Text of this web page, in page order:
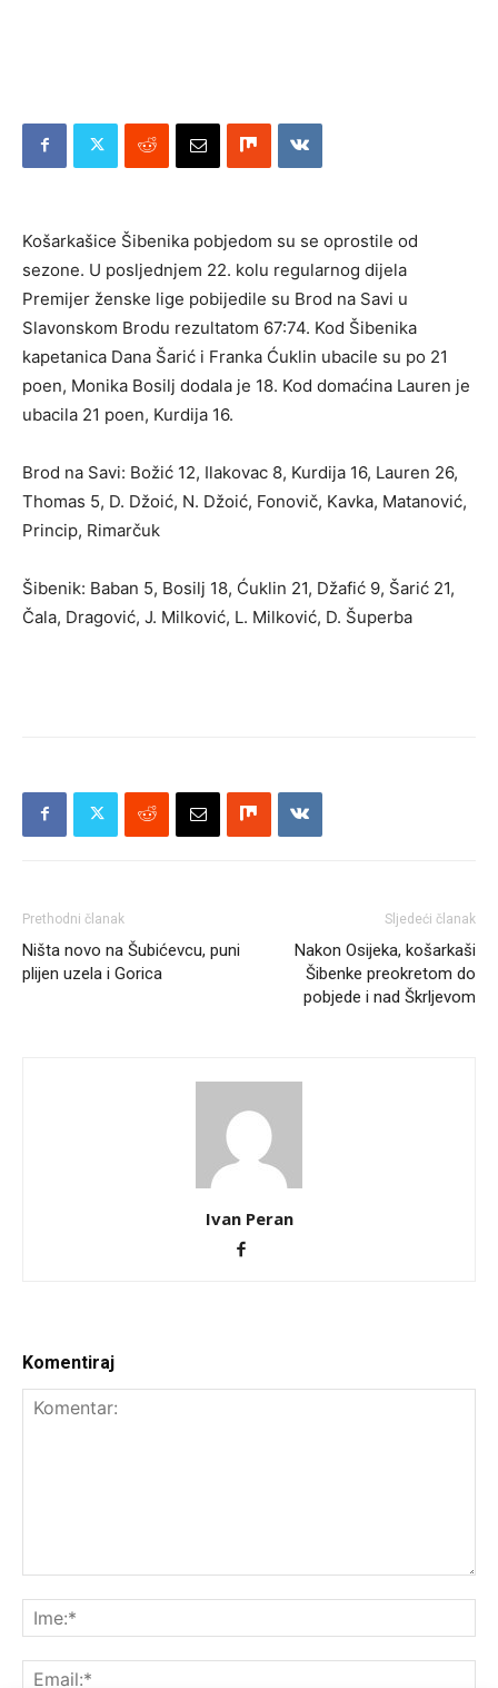
Košarkašice Šibenika pobjedom su se oprostile od
sezone. U posljednjem 22. kolu regularnog dijela
Premijer ženske lige pobijedile su Brod na Savi u
Slavonskom Brodu rezultatom 67:74. Kod Šibenika
kapetanica Dana Šarić i Franka Ćuklin ubacile su po 21
poen, Monika Bosilj dodala je 18. Kod domaćina Lauren je
ubacila 21 poen, Kurdija 16.
Brod na Savi: Božić 12, Ilakovac 8, Kurdija 16, Lauren 26,
Thomas 5, D. Džoić, N. Džoić, Fonovič, Kavka, Matanović,
Princip, Rimarčuk
Šibenik: Baban 5, Bosilj 18, Ćuklin 21, Džafić 9, Šarić 21,
Čala, Dragović, J. Milković, L. Milković, D. Šuperba
Prethodni članak
Ništa novo na Šubićevcu, puni
plijen uzela i Gorica
Sljedeći članak
Nakon Osijeka, košarkaši
Šibenke preokretom do
pobjede i nad Škrljevom
Ivan Peran
Komentiraj